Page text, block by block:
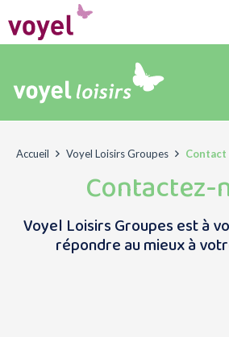
Accueil Voyel Loisirs Groupes Contact
Contactez-
Voyel Loisirs Groupes est à
répondre au mieux à